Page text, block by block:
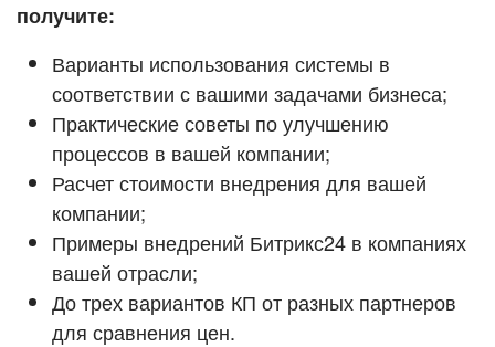
получите:
Варианты использования системы в
соответствии с вашими задачами бизнеса;
Практические советы по улучшению
процессов в вашей компании;
Расчет стоимости внедрения для вашей
компании;
Примеры внедрений Битрикс24 в компаниях
вашей отрасли;
До трех вариантов КП от разных партнеров
для сравнения цен.